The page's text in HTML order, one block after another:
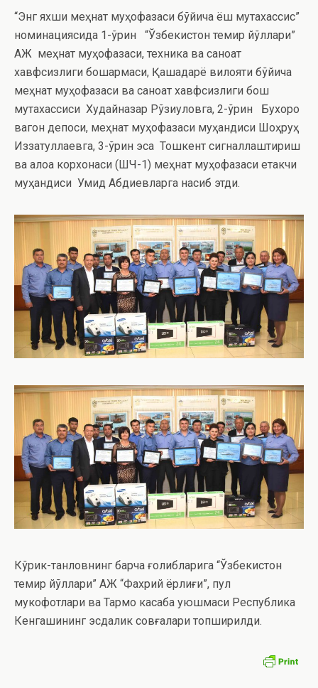
“Энг яхши меҳнат муҳофазаси бўйича ёш мутахассис”
номинациясида 1-ўрин “Ўзбекистон темир йўллари”
АЖ меҳнат муҳофазаси, техника ва саноат
хавфсизлиги бошқармаси, Қашқадарё вилояти бўйича
меҳнат муҳофазаси ва саноат хавфсизлиги бош
мутахассиси Худайназар Рўзиқуловга, 2-ўрин Бухоро
вагон депоси, меҳнат муҳофазаси муҳандиси Шоҳруҳ
Иззатуллаевга, 3-ўрин эса Тошкент сигналлаштириш
ва алоқа корхонаси (ШЧ-1) меҳнат муҳофазаси етакчи
муҳандиси Умид Абдиевларга насиб этди.
Кўрик-танловнинг барча ғолибларига “Ўзбекистон
темир йўллари” АЖ “Фахрий ёрлиғи”, пул
мукофотлари ва Тармоқ касаба уюшмаси Республика
Кенгашининг эсдалик совғалари топширилди.